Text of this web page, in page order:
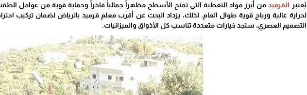
يُعتبر القرميد من أبرز مواد التغطية التي تمنح الأسطح مظهراً جمالياً فاخراً وحماية قوية من عوامل
لحرارة عالية ورياح قوية طوال العام. لذلك، يزداد البحث عن أقرب معلم قرميد بالرياض لضمان تركيب
التصميم العصري، ستجد خيارات متعددة تناسب كل الأذواق والميزانيات.